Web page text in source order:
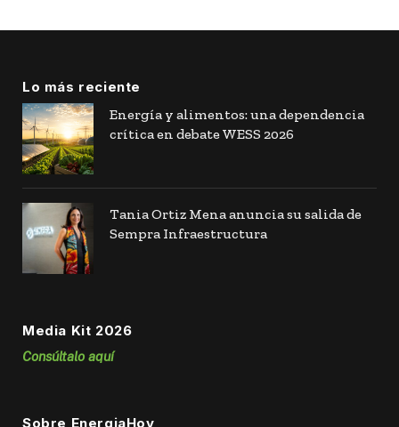
Lo más reciente
Energía y alimentos: una dependencia
crítica en debate WESS 2026
Tania Ortiz Mena anuncia su salida de
Sempra Infraestructura
Media Kit 2026
Consúltalo aquí
Sobre EnergiaHoy